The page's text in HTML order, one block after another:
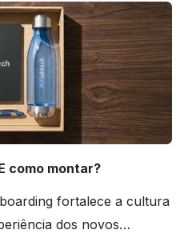
como montar?
fortalece a cultura
dos novos